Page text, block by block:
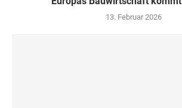
13. Februar 2026